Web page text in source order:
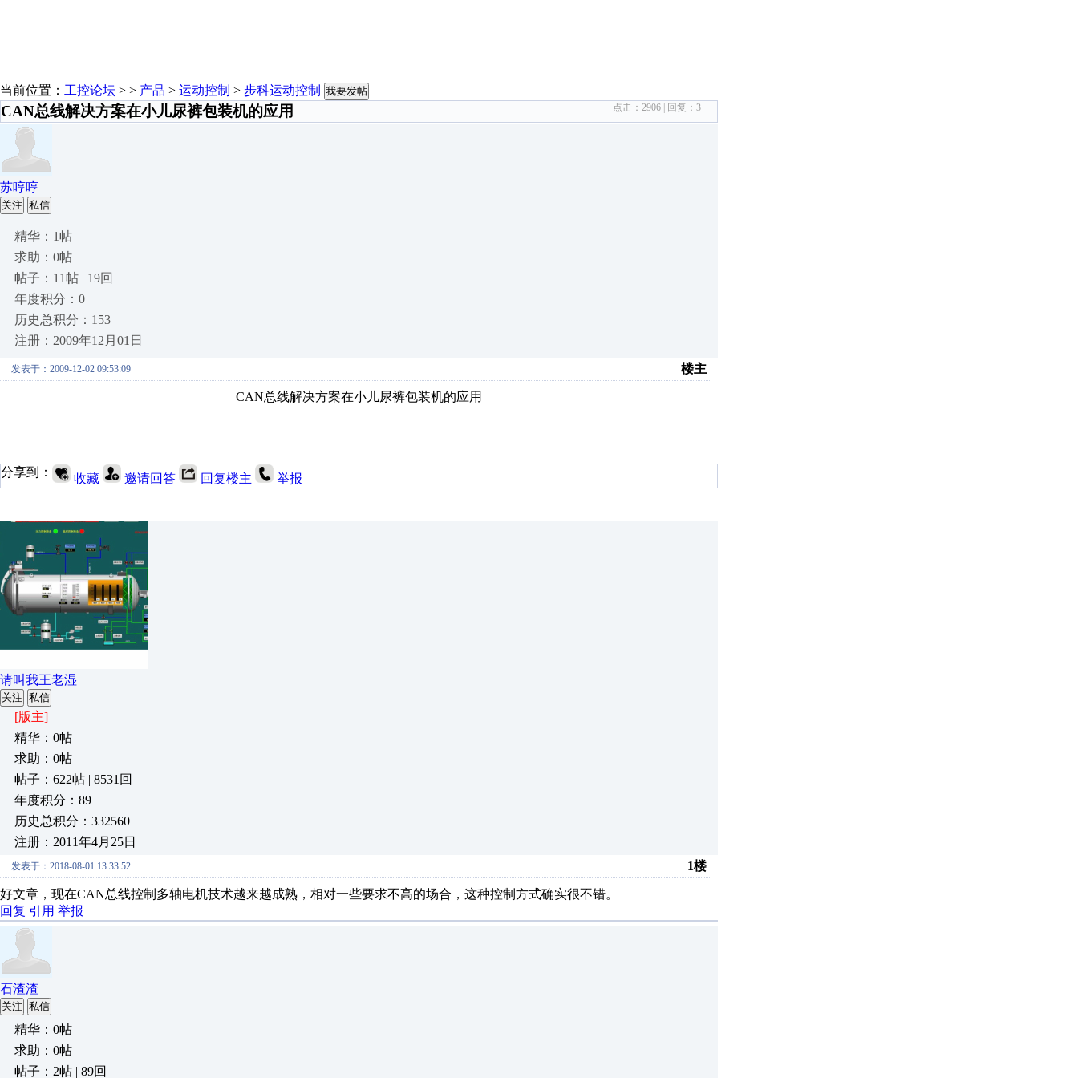
当前位置： 工控论坛 > > 产品 > 运动控制 > 步科运动控制 我要发帖
CAN总线解决方案在小儿尿裤包装机的应用 点击： 2906 | 回复： 3
苏哼哼
关注 私信
精华：1帖
求助：0帖
帖子：11帖 | 19回
年度积分：0
历史总积分：153
注册：2009年12月01日
发表于：2009-12-02 09:53:09 楼主
CAN总线解决方案在小儿尿裤包装机的应用
分享到： 收藏 邀请回答 回复楼主 举报
请叫我王老湿
关注 私信
[版主]
精华：0帖
求助：0帖
帖子：622帖 | 8531回
年度积分：89
历史总积分：332560
注册：2011年4月25日
发表于：2018-08-01 13:33:52 1楼
好文章，现在CAN总线控制多轴电机技术越来越成熟，相对一些要求不高的场合，这种控制方式确实很不错。
回复 引用 举报
石渣渣
关注 私信
精华：0帖
求助：0帖
帖子：2帖 | 89回